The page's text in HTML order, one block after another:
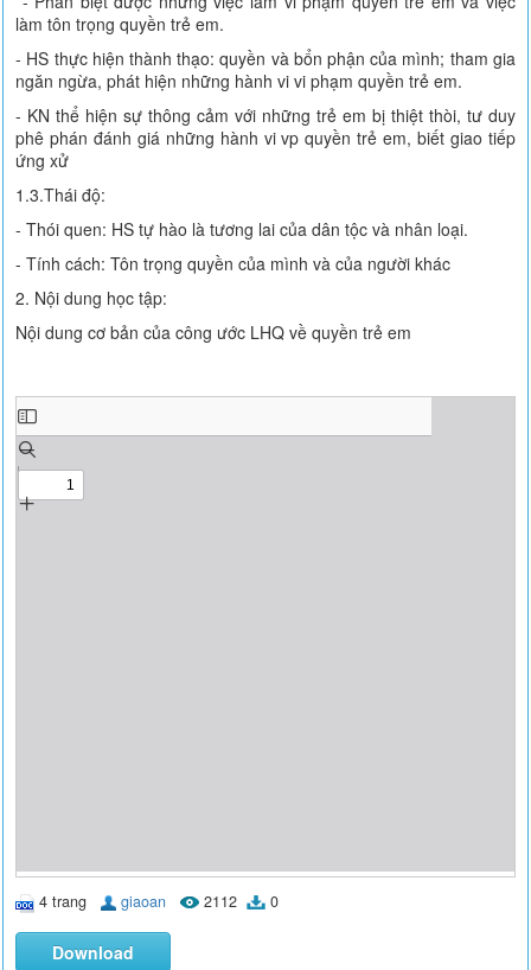
làm tôn trọng quyền trẻ em.
- HS thực hiện thành thạo: quyền và bổn phận của mình; tham gia
ngăn ngừa, phát hiện những hành vi vi phạm quyền trẻ em.
- KN thể hiện sự thông cảm với những trẻ em bị thiệt thòi, tư duy
phê phán đánh giá những hành vi vp quyền trẻ em, biết giao tiếp
ứng xử
1.3.Thái độ:
- Thói quen: HS tự hào là tương lai của dân tộc và nhân loại.
- Tính cách: Tôn trọng quyền của mình và của người khác
2. Nội dung học tập:
Nội dung cơ bản của công ước LHQ về quyền trẻ em
4 trang giaoan 2112 0
Download